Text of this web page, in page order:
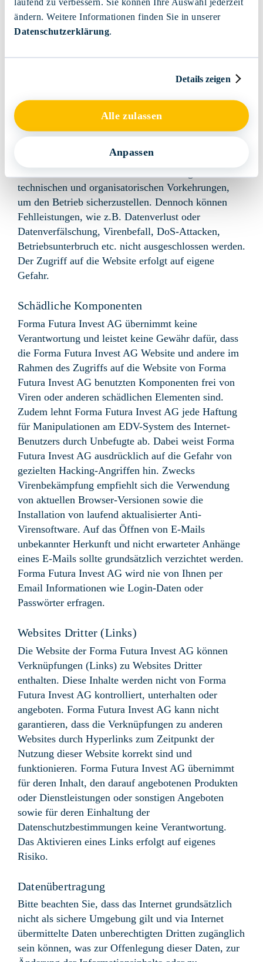
ändern. Weitere Informationen finden Sie in unserer
Datenschutzerklärung
Details zeigen
Alle zulassen
Anpassen
möglich, dass Verwaltungsräte,
Geschäftsleitungsmitglieder oder Mitarbeitende der
Forma Futura Invest AG in Beziehungen mit den
werden. Forma Futura Invest AG hat Massnahmen
und zu verhindern.
Benutzung der Website
Forma Futura Invest AG trifft bei der Gestaltung und
technischen und organisatorischen Vorkehrungen,
um den Betrieb sicherzustellen. Dennoch können
Fehlleistungen, wie z.B. Datenverlust oder
Datenverfälschung, Virenbefall, DoS-Attacken,
Betriebsunterbruch etc. nicht ausgeschlossen werden.
Der Zugriff auf die Website erfolgt auf eigene
Gefahr.
Schädliche Komponenten
Forma Futura Invest AG übernimmt keine
Verantwortung und leistet keine Gewähr dafür, dass
die Forma Futura Invest AG Website und andere im
Rahmen des Zugriffs auf die Website von Forma
Futura Invest AG benutzten Komponenten frei von
Viren oder anderen schädlichen Elementen sind.
Zudem lehnt Forma Futura Invest AG jede Haftung
für Manipulationen am EDV-System des Internet-
Benutzers durch Unbefugte ab. Dabei weist Forma
Futura Invest AG ausdrücklich auf die Gefahr von
gezielten Hacking-Angriffen hin. Zwecks
Virenbekämpfung empfiehlt sich die Verwendung
von aktuellen Browser-Versionen sowie die
Installation von laufend aktualisierter Anti-
Virensoftware. Auf das Öffnen von E-Mails
unbekannter Herkunft und nicht erwarteter Anhänge
eines E-Mails sollte grundsätzlich verzichtet werden.
Forma Futura Invest AG wird nie von Ihnen per
Email Informationen wie Login-Daten oder
Passwörter erfragen.
Websites Dritter (Links)
Die Website der Forma Futura Invest AG können
Verknüpfungen (Links) zu Websites Dritter
enthalten. Diese Inhalte werden nicht von Forma
Futura Invest AG kontrolliert, unterhalten oder
angeboten. Forma Futura Invest AG kann nicht
garantieren, dass die Verknüpfungen zu anderen
Websites durch Hyperlinks zum Zeitpunkt der
Nutzung dieser Website korrekt sind und
funktionieren. Forma Futura Invest AG übernimmt
für deren Inhalt, den darauf angebotenen Produkten
oder Dienstleistungen oder sonstigen Angeboten
sowie für deren Einhaltung der
Datenschutzbestimmungen keine Verantwortung.
Das Aktivieren eines Links erfolgt auf eigenes
Risiko.
Datenübertragung
Bitte beachten Sie, dass das Internet grundsätzlich
nicht als sichere Umgebung gilt und via Internet
übermittelte Daten unberechtigten Dritten zugänglich
sein können, was zur Offenlegung dieser Daten, zur